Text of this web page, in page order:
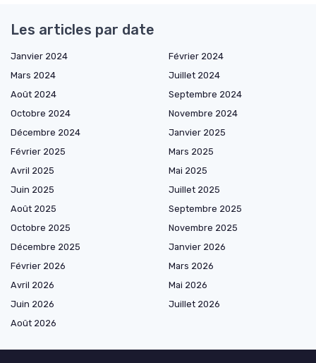
Les articles par date
Janvier 2024
Février 2024
Mars 2024
Juillet 2024
Août 2024
Septembre 2024
Octobre 2024
Novembre 2024
Décembre 2024
Janvier 2025
Février 2025
Mars 2025
Avril 2025
Mai 2025
Juin 2025
Juillet 2025
Août 2025
Septembre 2025
Octobre 2025
Novembre 2025
Décembre 2025
Janvier 2026
Février 2026
Mars 2026
Avril 2026
Mai 2026
Juin 2026
Juillet 2026
Août 2026